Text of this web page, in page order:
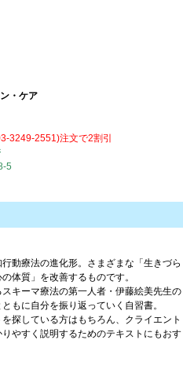
・ケア
3249-2551)注文で2割引
5
動療法の進化形。さまざまな「生きづら
体質」を改善するものです。
キーマ療法の第一人者・伊藤絵美先生の
もに自分を振り返っていく自習書。
探している方はもちろん、クライエント
やすく説明するためのテキストにもおす